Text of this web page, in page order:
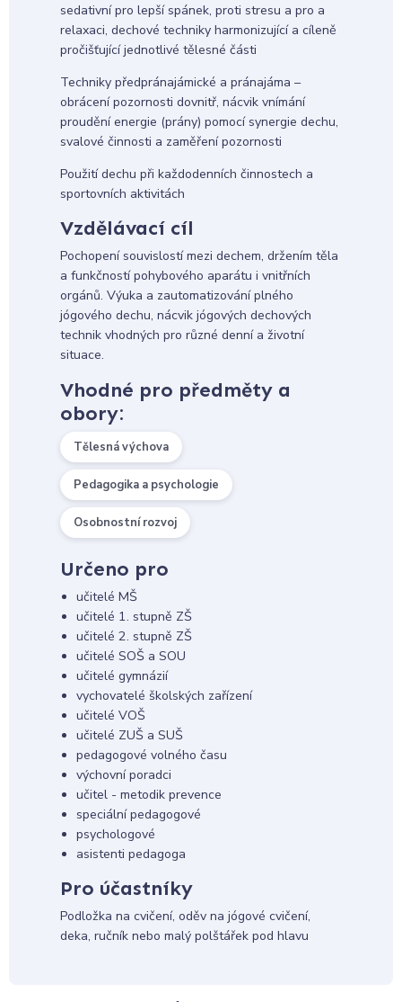
sedativní pro lepší spánek, proti stresu a pro a
relaxaci, dechové techniky harmonizující a cíleně
pročišťující jednotlivé tělesné části
Techniky předpránajámické a pránajáma –
obrácení pozornosti dovnitř, nácvik vnímání
proudění energie (prány) pomocí synergie dechu,
svalové činnosti a zaměření pozornosti
Použití dechu při každodenních činnostech a
sportovních aktivitách
Vzdělávací cíl
Pochopení souvislostí mezi dechem, držením těla
a funkčností pohybového aparátu i vnitřních
orgánů. Výuka a zautomatizování plného
jógového dechu, nácvik jógových dechových
technik vhodných pro různé denní a životní
situace.
Vhodné pro předměty a
obory:
Tělesná výchova
Pedagogika a psychologie
Osobnostní rozvoj
Určeno pro
učitelé MŠ
učitelé 1. stupně ZŠ
učitelé 2. stupně ZŠ
učitelé SOŠ a SOU
učitelé gymnázií
vychovatelé školských zařízení
učitelé VOŠ
učitelé ZUŠ a SUŠ
pedagogové volného času
výchovní poradci
učitel - metodik prevence
speciální pedagogové
psychologové
asistenti pedagoga
Pro účastníky
Podložka na cvičení, oděv na jógové cvičení,
deka, ručník nebo malý polštářek pod hlavu